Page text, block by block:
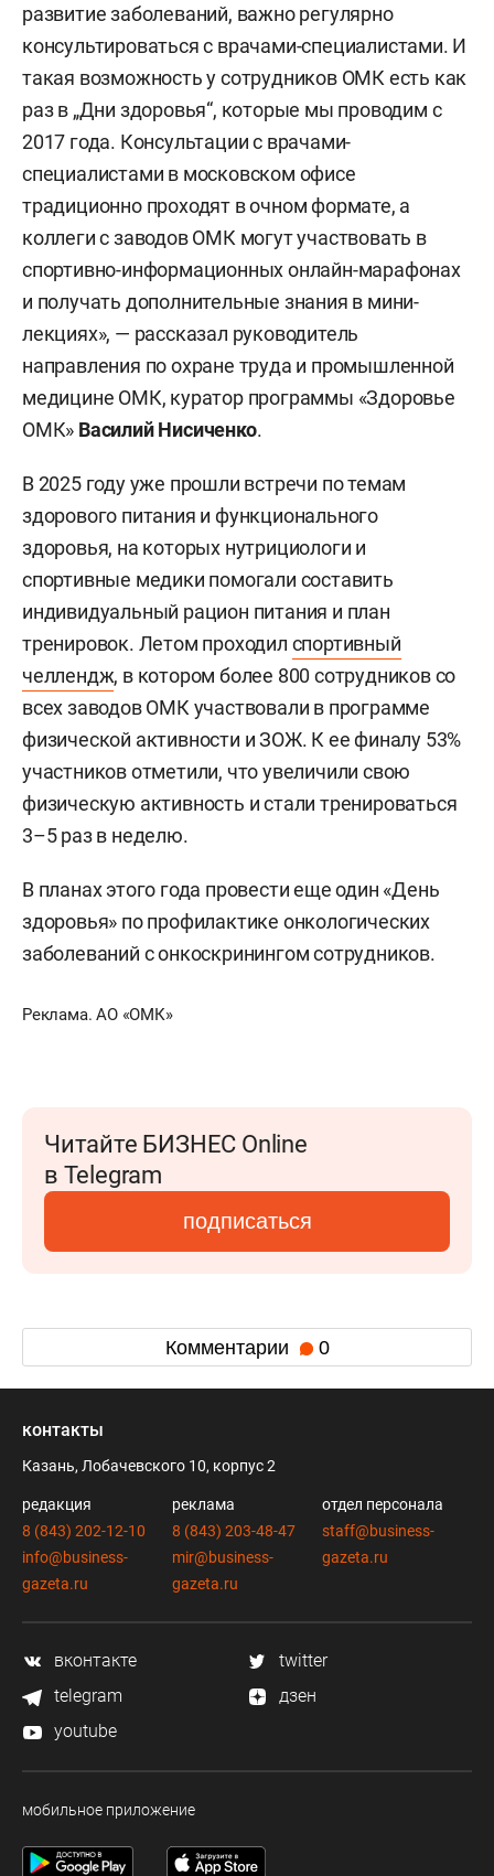
развитие заболеваний, важно регулярно
консультироваться с врачами-специалистами. И
такая возможность у сотрудников ОМК есть как
раз в „Дни здоровья“, которые мы проводим с
2017 года. Консультации с врачами-
специалистами в московском офисе
традиционно проходят в очном формате, а
коллеги с заводов ОМК могут участвовать в
спортивно-информационных онлайн-марафонах
и получать дополнительные знания в мини-
лекциях», — рассказал руководитель
направления по охране труда и промышленной
медицине ОМК, куратор программы «Здоровье
ОМК» Василий Нисиченко.
В 2025 году уже прошли встречи по темам
здорового питания и функционального
здоровья, на которых нутрициологи и
спортивные медики помогали составить
индивидуальный рацион питания и план
тренировок. Летом проходил спортивный
челлендж, в котором более 800 сотрудников со
всех заводов ОМК участвовали в программе
физической активности и ЗОЖ. К ее финалу 53%
участников отметили, что увеличили свою
физическую активность и стали тренироваться
3–5 раз в неделю.
В планах этого года провести еще один «День
здоровья» по профилактике онкологических
заболеваний с онкоскринингом сотрудников.
Реклама. АО «ОМК»
Читайте БИЗНЕС Online
в Telegram
подписаться
Комментарии 0
контакты
Казань, Лобачевского 10, корпус 2
редакция
8 (843) 202-12-10
info@business-
gazeta.ru
реклама
8 (843) 203-48-47
mir@business-
gazeta.ru
отдел персонала
staff@business-
gazeta.ru
вконтакте
twitter
telegram
дзен
youtube
мобильное приложение